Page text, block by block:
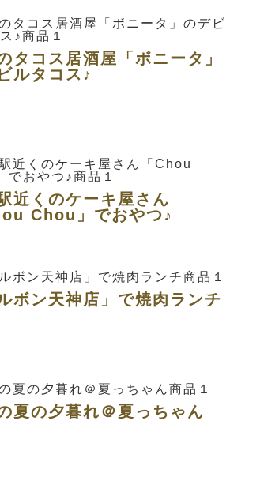
タコス居酒屋「ボニータ」
ルタコス♪
近くのケーキ屋さん
Chou」でおやつ♪
ボン天神店」で焼肉ランチ
夏の夕暮れ＠夏っちゃん